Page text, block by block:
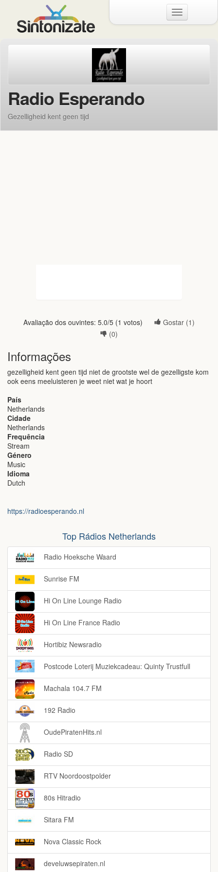
Menu
Radio Esperando
Gezelligheid kent geen tijd
Avaliação dos ouvintes: 5.0/5 (1 votos) Gostar (1)
(0)
Informações
gezelligheid kent geen tijd niet de grootste wel de gezelligste kom
ook eens meeluisteren je weet niet wat je hoort
País
Netherlands
Cidade
Netherlands
Frequência
Stream
Género
Music
Idioma
Dutch
https://radioesperando.nl
Top Rádios Netherlands
Radio Hoeksche Waard
Sunrise FM
Hi On Line Lounge Radio
Hi On Line France Radio
Hortibiz Newsradio
Postcode Loterij Muziekcadeau: Quinty Trustfull
Machala 104.7 FM
192 Radio
OudePiratenHits.nl
Radio SD
RTV Noordoostpolder
80s Hitradio
Sitara FM
Nova Classic Rock
develuwsepiraten.nl